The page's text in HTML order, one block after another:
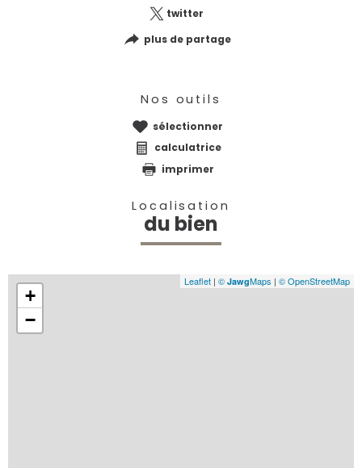
twitter
plus de partage
Nos outils
sélectionner
calculatrice
imprimer
Localisation
du bien
+
−
Leaflet | © JawgMaps | © OpenStreetMap